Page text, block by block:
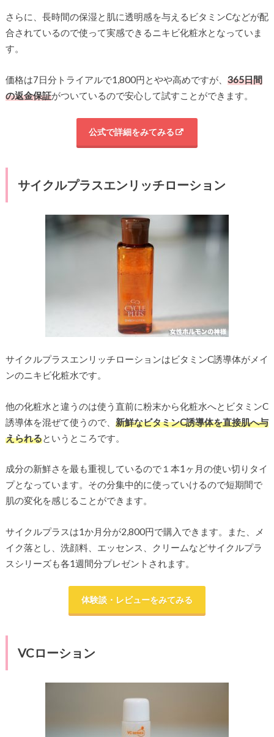
さらに、長時間の保湿と肌に透明感を与えるビタミンCなどが配
合されているので使って実感できるニキビ化粧水となっていま
す。
価格は7日分トライアルで1,800円とやや高めですが、 365日間
の返金保証がついているので安心して試すことができます。
公式で詳細をみてみる
サイクルプラスエンリッチローション
サイクルプラスエンリッチローションはビタミンC誘導体がメイ
ンのニキビ化粧水です。
他の化粧水と違うのは使う直前に粉末から化粧水へとビタミンC
誘導体を混ぜて使うので、 新鮮なビタミンC誘導体を直接肌へ与
えられるというところです。
成分の新鮮さを最も重視しているので１本1ヶ月の使い切りタイ
プとなっています。その分集中的に使っていけるので短期間で
肌の変化を感じることができます。
サイクルプラスは1か月分が2,800円で購入できます。また、メ
イク落とし、洗顔料、エッセンス、クリームなどサイクルプラ
スシリーズも各1週間分プレゼントされます。
体験談・レビューをみてみる
VCローション